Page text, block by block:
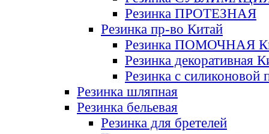
Резинка ПРОТЕЗНАЯ
Резинка пр-во Китай
Резинка ПОМОЧНАЯ
Резинка декоративная
Резинка с силиконовой
Резинка шляпная
Резинка бельевая
Резинка для бретелей